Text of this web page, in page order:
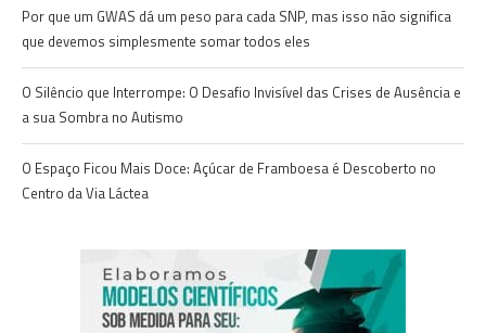
Por que um GWAS dá um peso para cada SNP, mas isso não significa
que devemos simplesmente somar todos eles
O Silêncio que Interrompe: O Desafio Invisível das Crises de Ausência e
a sua Sombra no Autismo
O Espaço Ficou Mais Doce: Açúcar de Framboesa é Descoberto no
Centro da Via Láctea